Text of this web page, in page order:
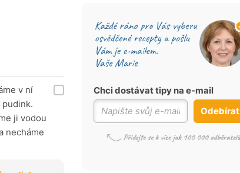
v ní
ji vodou
necháme
Chci dostávat tipy na e-mail
Odebírat